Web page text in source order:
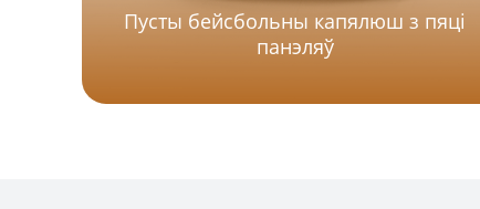
Пусты бейсбольны капялюш з пяці
панэляў